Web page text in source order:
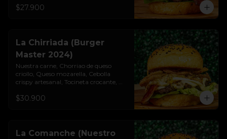
$27.900
La Chirriada (Burger
Master 2024)
Nuestra carne, Chorriao de queso
criollo, Queso mozarella, Cebolla
crispy artesanal, Tocineta crocante,
Pan brioche premium
$30.900
La Comanche (Nuestro